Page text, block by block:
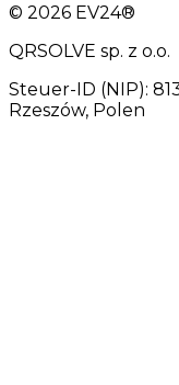
© 2026 EV24®
QRSOLVE sp. z o.o.
Steuer-ID (NIP):
Rzeszów, Polen